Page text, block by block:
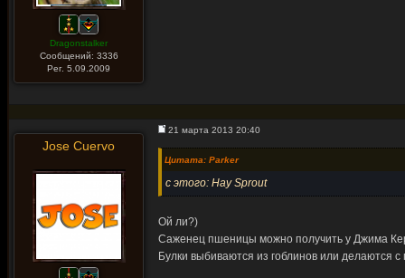
Dragonstalker
Сообщений: 3336
Рег. 5.09.2009
Jose Cuervo
21 марта 2013 20:40
Цитата: Parker
с этого: Hay Sprout
Ой ли?)
Саженец пшеницы можно получить у Джима
Булки выбиваются из гоблинов или делаются